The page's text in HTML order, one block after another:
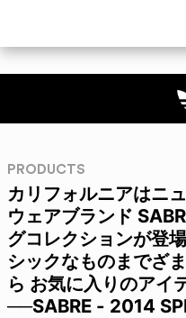
PRODUCTS
カリフォルニアはニ
ウェアブランド
グコレクションが登
シックなものまでざ
ら お気に入りのアイ
──SABRE - 2014